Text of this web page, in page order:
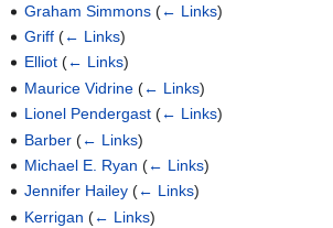
Graham Simmons (← Links)
Griff (← Links)
Elliot (← Links)
Maurice Vidrine (← Links)
Lionel Pendergast (← Links)
Barber (← Links)
Michael E. Ryan (← Links)
Jennifer Hailey (← Links)
Kerrigan (← Links)